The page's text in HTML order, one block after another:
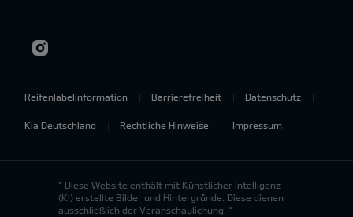
Reifenlabelinformation Barrierefreiheit Datenschutz
Kia Deutschland Rechtliche Hinweise Impressum
* Diese Website enthält mit Künstlicher Intelligenz
(KI) erstellte Bilder und Hintergründe. Diese dienen
ausschließlich der Veranschaulichung. *